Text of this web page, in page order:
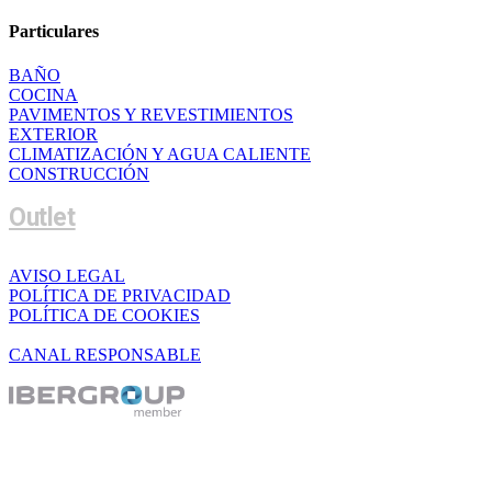
Particulares
BAÑO
COCINA
PAVIMENTOS Y REVESTIMIENTOS
EXTERIOR
CLIMATIZACIÓN Y AGUA CALIENTE
CONSTRUCCIÓN
Outlet
AVISO LEGAL
POLÍTICA DE PRIVACIDAD
POLÍTICA DE COOKIES
CANAL RESPONSABLE